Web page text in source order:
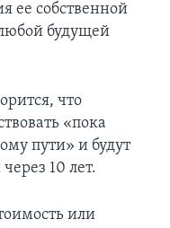
ее собственной
будущей
что
«пока
пути» и будут
10 лет.
или